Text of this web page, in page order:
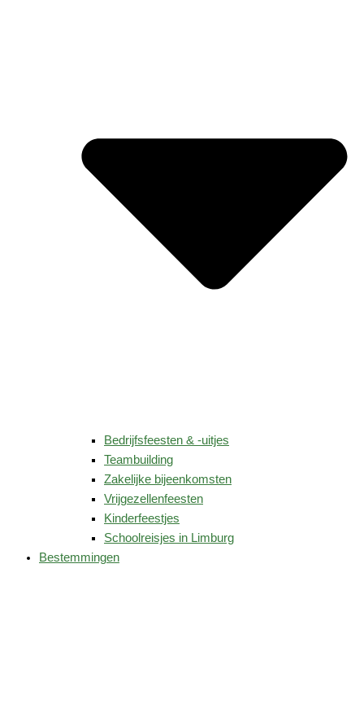
Bedrijfsfeesten & -uitjes
Teambuilding
Zakelijke bijeenkomsten
Vrijgezellenfeesten
Kinderfeestjes
Schoolreisjes in Limburg
Bestemmingen